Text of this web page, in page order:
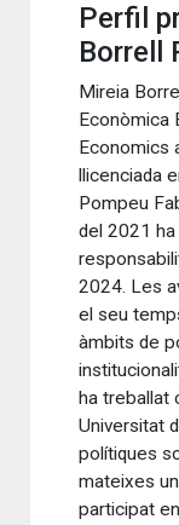
Perfil
Borrell
Mireia
Econòmica
Economics
llicenciada
Pompeu
del 2021 ha
2024. Les
el seu
àmbits de
ha treballat
Universitat
polítiques
mateixes
participat